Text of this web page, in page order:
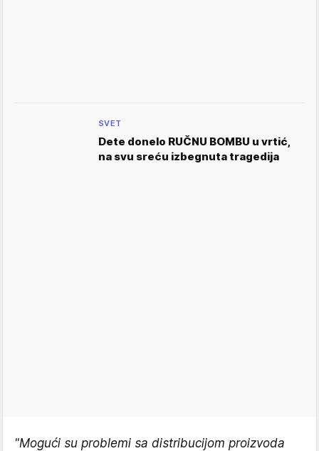
SVET
Dete donelo RUČNU BOMBU u vrtić,
na svu sreću izbegnuta tragedija
"Mogući su problemi sa distribucijom proizvoda